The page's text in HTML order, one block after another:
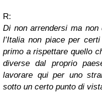
R:
Di non arrendersi ma non
l’Italia non piace per
primo a rispettare quello
diverse dal proprio
lavorare qui per uno
sotto un certo punto di